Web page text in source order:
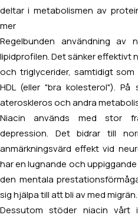
deltar i metabolismen av
mer
Regelbunden användning
lipidprofilen. Det sänker effektivt
och triglycerider, samtidigt
HDL (eller "bra kolesterol").
ateroskleros och andra
Niacin används med stor
depression. Det bidrar till
anmärkningsvärd effekt vid
har en lugnande och
den mentala
sig hjälpa till att bli av med migrän.
Dessutom stöder niacin vårt